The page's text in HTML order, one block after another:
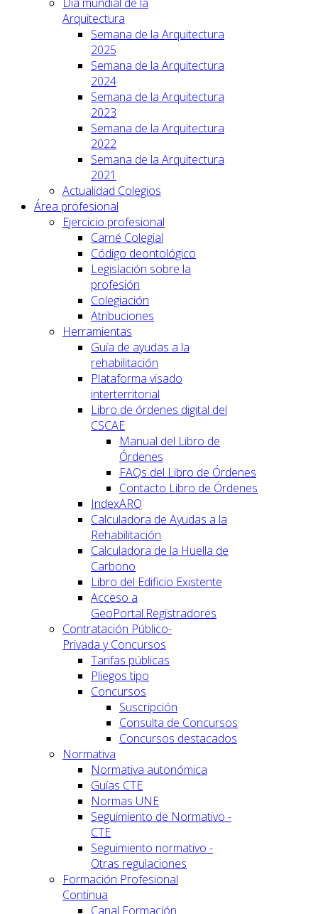
Arquitectura
Semana de la Arquitectura
2025
Semana de la Arquitectura
2024
Semana de la Arquitectura
2023
Semana de la Arquitectura
2022
Semana de la Arquitectura
2021
Actualidad Colegios
Área profesional
Ejercicio profesional
Carné Colegial
Código deontológico
Legislación sobre la
profesión
Colegiación
Atribuciones
Herramientas
Guía de ayudas a la
rehabilitación
Plataforma visado
interterritorial
Libro de órdenes digital del
CSCAE
Manual del Libro de
Órdenes
FAQs del Libro de Órdenes
Contacto Libro de Órdenes
IndexARQ
Calculadora de Ayudas a la
Rehabilitación
Calculadora de la Huella de
Carbono
Libro del Edificio Existente
Acceso a
GeoPortal.Registradores
Contratación Público-
Privada y Concursos
Tarifas públicas
Pliegos tipo
Concursos
Suscripción
Consulta de Concursos
Concursos destacados
Normativa
Normativa autonómica
Guías CTE
Normas UNE
Seguimiento de Normativo -
CTE
Seguimiento normativo -
Otras regulaciones
Formación Profesional
Continua
Canal Formación